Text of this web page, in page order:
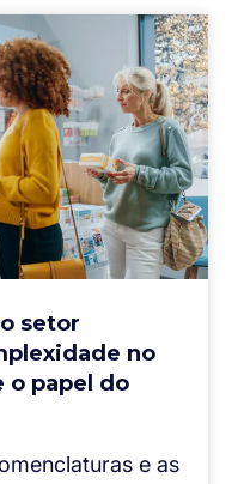
setor
no
o papel do
e as